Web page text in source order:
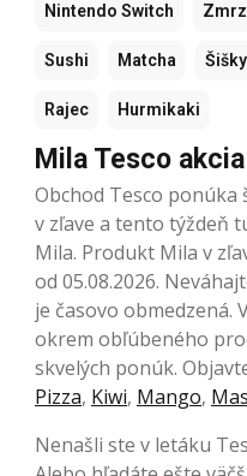
Nintendo Switch
Sushi Matcha Šišky
Rajec Hurmikaki
Mila Tesco akcia
Obchod Tesco
v zľave a tento týždeň
Mila. Produkt Mila v
od 05.08.2026.
je časovo obmedzená.
okrem obľúbeného
skvelých ponúk.
Pizza, Kiwi, Mango,
Nenašli ste v letáku